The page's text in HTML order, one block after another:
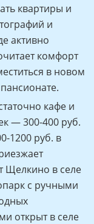
квартиры и
и
активно
комфорт
в новом
кафе и
— 300-400 руб.
1200 руб. в
Щелкино в селе
с ручными
открыт в селе